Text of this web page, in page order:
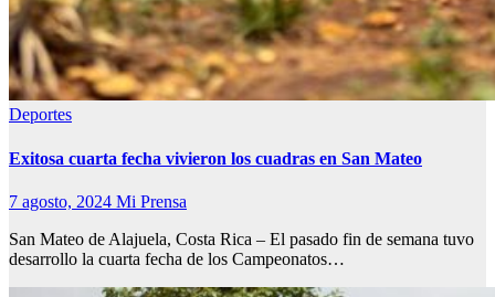
Deportes
Exitosa cuarta fecha vivieron los cuadras en San Mateo
7 agosto, 2024 Mi Prensa
San Mateo de Alajuela, Costa Rica – El pasado fin de semana tuvo
desarrollo la cuarta fecha de los Campeonatos…